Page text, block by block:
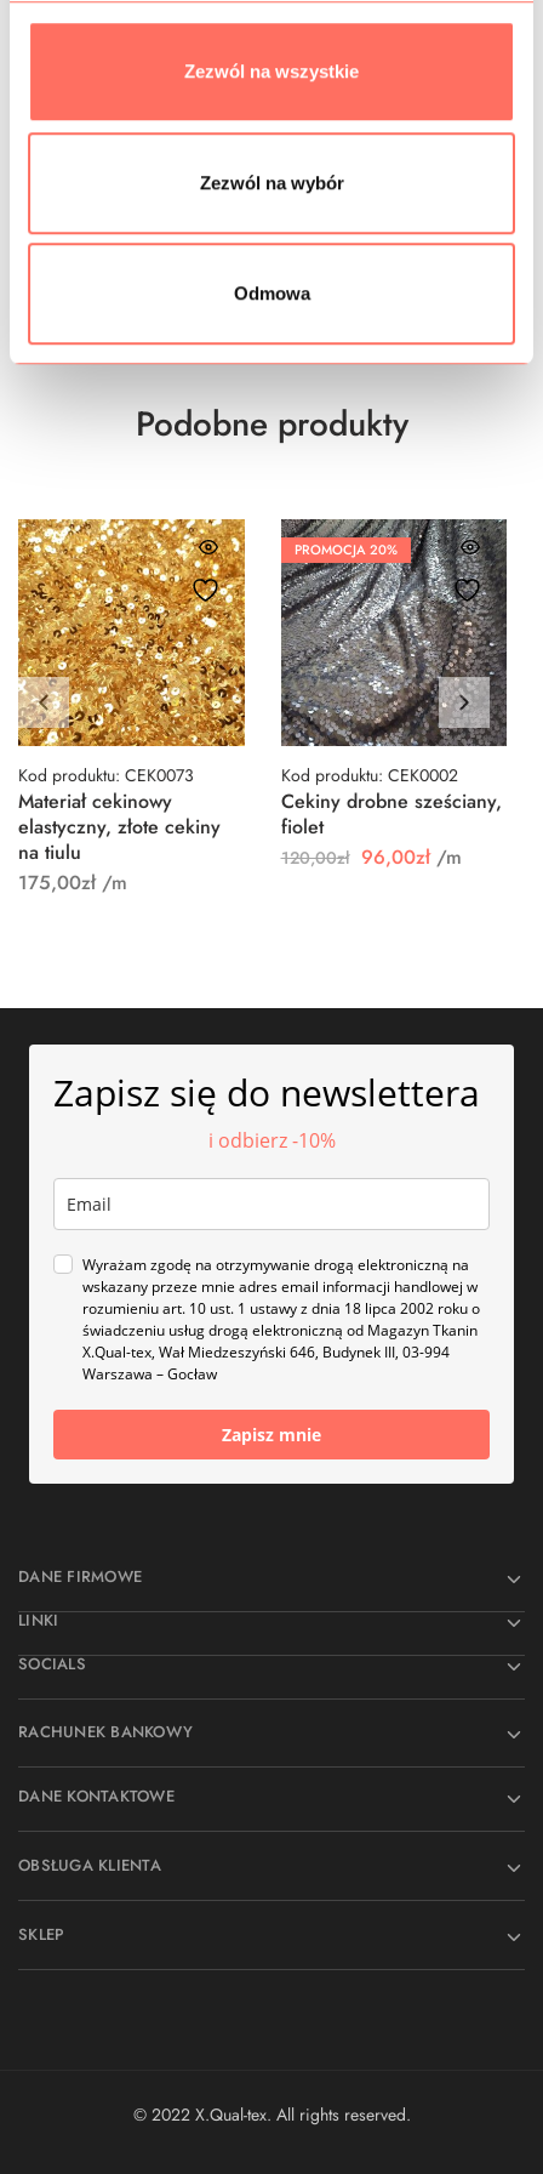
Zezwól na wszystkie
Zezwól na wybór
Odmowa
GRAMATURA
Podobne produkty
Kod produktu: CEK0073
Materiał cekinowy
elastyczny, złote cekiny
na tiulu
175,00zł/m
PROMOCJA20%
Kod produktu: CEK0002
Cekiny drobne sześciany,
fiolet
120,00zł 96,00zł/m
Zapisz się do newslettera
i odbierz -10%
Wyrażam zgodę na otrzymywanie drogą elektroniczną na
wskazany przeze mnie adres email informacji handlowej w
rozumieniu art. 10 ust. 1 ustawy z dnia 18 lipca 2002 roku o
świadczeniu usług drogą elektroniczną od Magazyn Tkanin
X.Qual-tex, Wał Miedzeszyński 646, Budynek III, 03-994
Warszawa – Gocław
Zapisz mnie
DANE FIRMOWE
LINKI
SOCIALS
RACHUNEK BANKOWY
DANE KONTAKTOWE
OBSŁUGA KLIENTA
SKLEP
© 2022 X.Qual-tex. All rights reserved.